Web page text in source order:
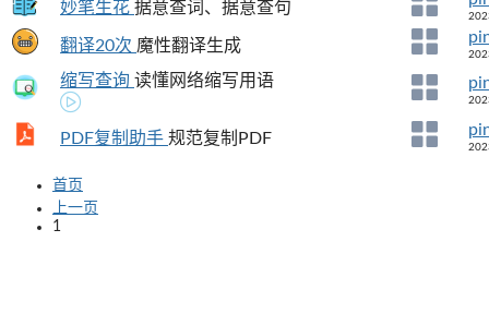
妙笔生花 据意查词、据意查句
翻译20次 魔性翻译生成
缩写查询 读懂网络缩写用语
PDF复制助手 规范复制PDF
首页
上一页
1